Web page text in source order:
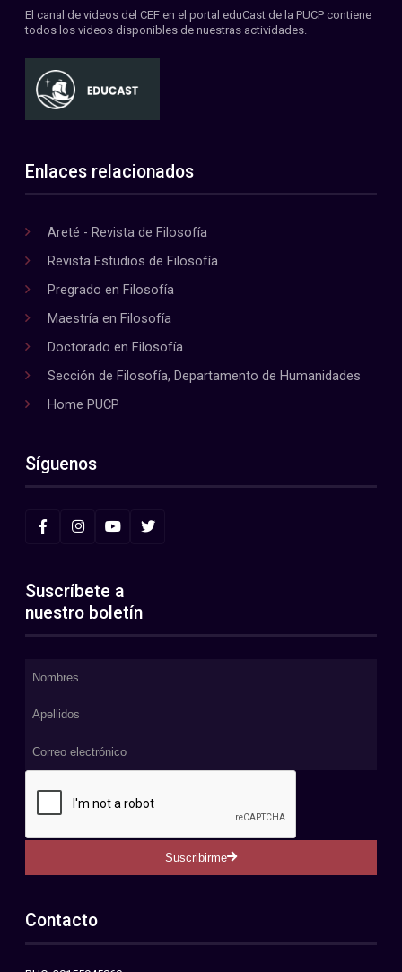
El canal de videos del CEF en el portal eduCast de la PUCP contiene
todos los videos disponibles de nuestras actividades.
Enlaces relacionados
Areté - Revista de Filosofía
Revista Estudios de Filosofía
Pregrado en Filosofía
Maestría en Filosofía
Doctorado en Filosofía
Sección de Filosofía, Departamento de Humanidades
Home PUCP
Síguenos
Suscríbete a
nuestro boletín
Suscribirme
Contacto